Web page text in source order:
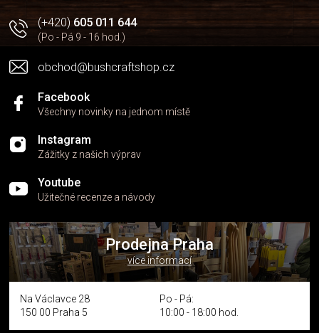
(+420)605 011 644
(Po - Pá 9 - 16 hod.)
obchod@bushcraftshop.cz
Facebook
Všechny novinky na jednom místě
Instagram
Zážitky z našich výprav
Youtube
Užitečné recenze a návody
Prodejna Praha
více informací
Na Václavce 28
150 00 Praha 5
Po - Pá:
10:00 - 18:00 hod.